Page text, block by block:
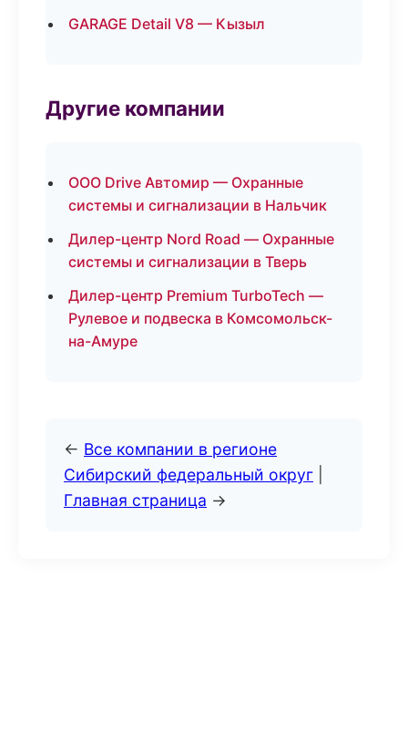
GARAGE Detail V8 — Кызыл
Другие компании
ООО Drive Автомир — Охранные
системы и сигнализации в Нальчик
Дилер-центр Nord Road — Охранные
системы и сигнализации в Тверь
Дилер-центр Premium TurboTech —
Рулевое и подвеска в Комсомольск-
на-Амуре
← Все компании в регионе
Сибирский федеральный округ
Главная страница →